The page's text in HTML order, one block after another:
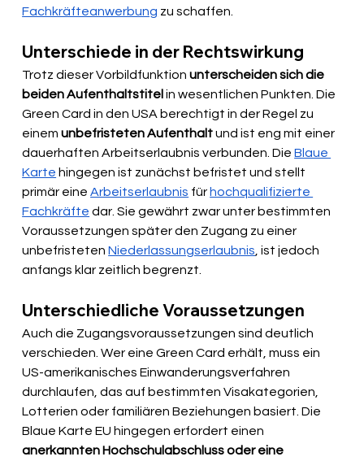
Fachkräfteanwerbung zu schaffen.
Unterschiede in der Rechtswirkung
Trotz dieser Vorbildfunktion unterscheiden sich die
beiden Aufenthaltstitel in wesentlichen Punkten. Die
Green Card in den USA berechtigt in der Regel zu
einem unbefristeten Aufenthalt und ist eng mit einer
dauerhaften Arbeitserlaubnis verbunden. Die Blaue
Karte hingegen ist zunächst befristet und stellt
primär eine Arbeitserlaubnis für hochqualifizierte
Fachkräfte dar. Sie gewährt zwar unter bestimmten
Voraussetzungen später den Zugang zu einer
unbefristeten Niederlassungserlaubnis , ist jedoch
anfangs klar zeitlich begrenzt.
Unterschiedliche Voraussetzungen
Auch die Zugangsvoraussetzungen sind deutlich
verschieden. Wer eine Green Card erhält, muss ein
US-amerikanisches Einwanderungsverfahren
durchlaufen, das auf bestimmten Visakategorien,
Lotterien oder familiären Beziehungen basiert. Die
Blaue Karte EU hingegen erfordert einen
anerkannten Hochschulabschluss oder eine